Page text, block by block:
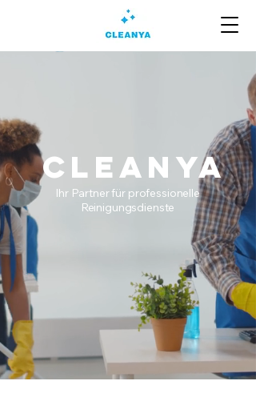
Cleanya
Ihr Partner für professionelle
Reinigungsdienste